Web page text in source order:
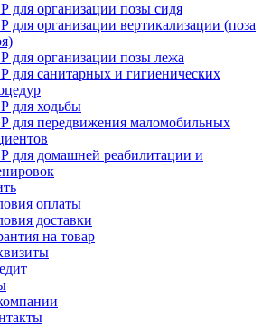
для организации позы сидя
для организации вертикализации (поза
для организации позы лежа
для санитарных и гигиенических
для ходьбы
для передвижения маломобильных
для домашней реабилитации и
оплаты
доставки
на товар